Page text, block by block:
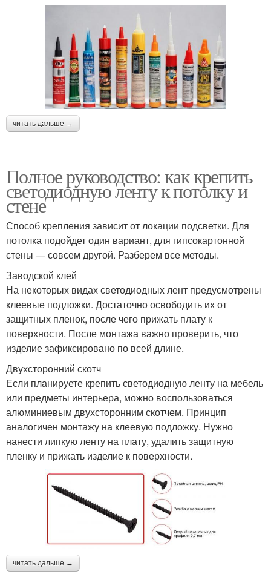
читать дальше →
Полное руководство: как крепить
светодиодную ленту к потолку и
стене
Способ крепления зависит от локации подсветки. Для
потолка подойдет один вариант, для гипсокартонной
стены — совсем другой. Разберем все методы.
Заводской клей
На некоторых видах светодиодных лент предусмотрены
клеевые подложки. Достаточно освободить их от
защитных пленок, после чего прижать плату к
поверхности. После монтажа важно проверить, что
изделие зафиксировано по всей длине.
Двухсторонний скотч
Если планируете крепить светодиодную ленту на мебель
или предметы интерьера, можно воспользоваться
алюминиевым двухсторонним скотчем. Принцип
аналогичен монтажу на клеевую подложку. Нужно
нанести липкую ленту на плату, удалить защитную
пленку и прижать изделие к поверхности.
читать дальше →